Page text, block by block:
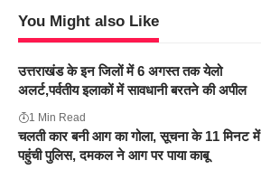
You Might also Like
उत्तराखंड के इन जिलों में 6 अगस्त तक येलो
अलर्ट,पर्वतीय इलाकों में सावधानी बरतने की अपील
1 Min Read
चलती कार बनी आग का गोला, सूचना के 11 मिनट में
पहुंची पुलिस, दमकल ने आग पर पाया काबू